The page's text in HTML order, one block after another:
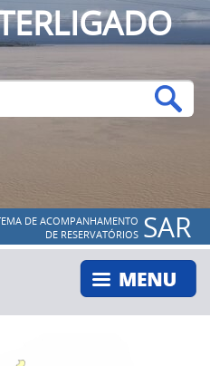
Canais
SAR
DE ACOMPANHAMENTO
DE RESERVATÓRIOS